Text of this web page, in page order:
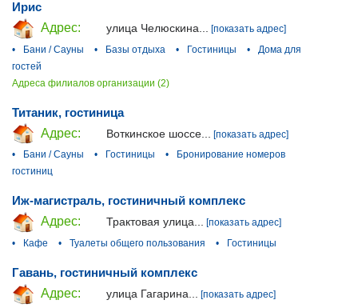
Ирис
Адрес:
улица Челюскина...
[показать адрес]
•
Бани / Сауны • Базы отдыха • Гостиницы •
Дома для
гостей
Адреса филиалов организации (2)
Титаник, гостиница
Адрес:
Воткинское шоссе...
[показать адрес]
•
Бани / Сауны • Гостиницы •
Бронирование номеров
гостиниц
Иж-магистраль, гостиничный комплекс
Адрес:
Трактовая улица... [показать адрес]
•
Кафе • Туалеты общего пользования • Гостиницы
Гавань, гостиничный комплекс
Адрес:
улица Гагарина... [показать адрес]